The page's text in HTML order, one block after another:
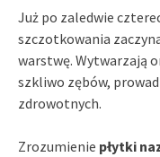
Już po zaledwie
szczotkowania
warstwę. Wytwarzają
szkliwo zębów,
zdrowotnych.
Zrozumienie płytki